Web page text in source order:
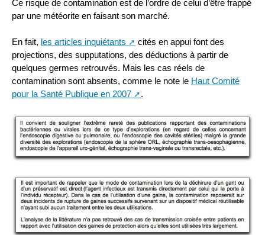
Ce risque de contamination est de l’ordre de celui d’être frappé
par une météorite en faisant son marché.
En fait, les articles inquiétants
cités en appui font des
projections, des supputations, des déductions à partir de
quelques germes retrouvés. Mais les cas réels de
contamination sont absents, comme le note le Haut Comité
pour la Santé Publique en 2007
.